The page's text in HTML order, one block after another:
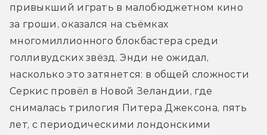
привыкший играть в малобюджетном кино
за гроши, оказался на съёмках
многомиллионного блокбастера среди
голливудских звёзд. Энди не ожидал,
насколько это затянется: в общей сложности
Серкис провёл в Новой Зеландии, где
снималась трилогия Питера Джексона, пять
лет, с периодическими лондонскими